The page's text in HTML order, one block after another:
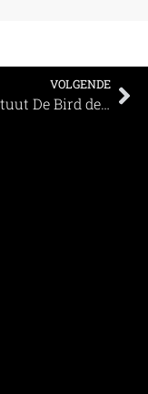
VOLGENDE
Zeilinstituut De Bird deels weer open